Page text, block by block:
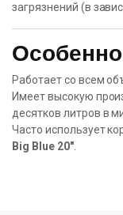
загрязнений (в
Работает со всем
Имеет высокую
десятков литров в
Часто использует
Big Blue 20″.